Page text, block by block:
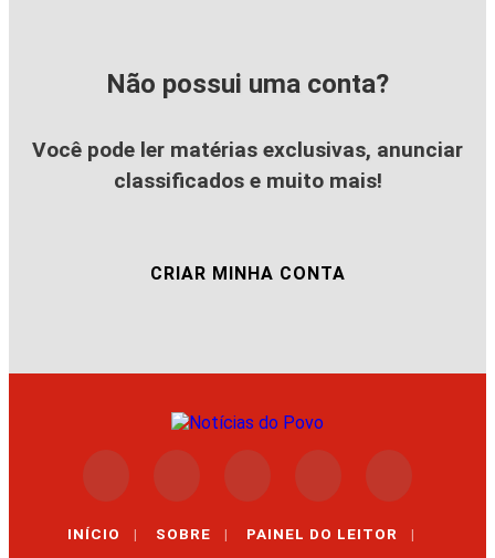
Não possui uma conta?
Você pode ler matérias exclusivas, anunciar
classificados e muito mais!
CRIAR MINHA CONTA
INÍCIO | SOBRE | PAINEL DO LEITOR |